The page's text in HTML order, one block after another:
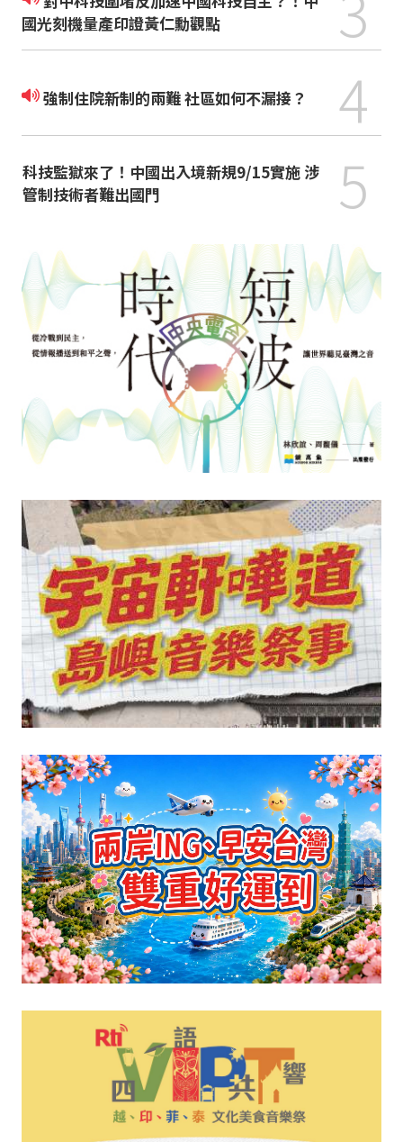
國光刻機量產印證黃仁勳觀點
強制住院新制的兩難 社區如何不漏接？ 4
科技監獄來了！中國出入境新規9/15實施 涉
管制技術者難出國門
5